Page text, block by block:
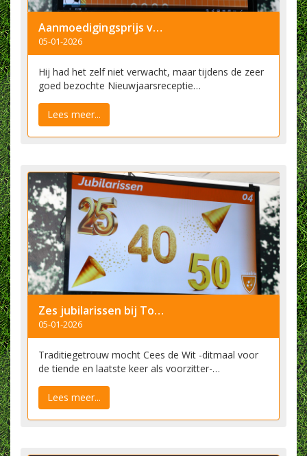
​Aanmoedigingsprijs voor Jarno de Haas
05-01-2026
Hij had het zelf niet verwacht, maar tijdens de zeer
goed bezochte Nieuwjaarsreceptie…
Lees meer...
Zes jubilarissen bij Toxandria
05-01-2026
Traditiegetrouw mocht Cees de Wit -ditmaal voor
de tiende en laatste keer als voorzitter-…
Lees meer...